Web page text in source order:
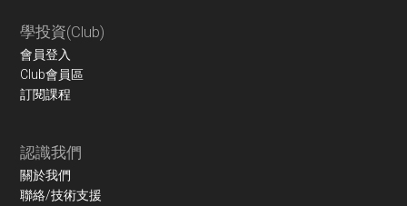
學投資(Club)
會員登入
Club會員區
訂閱課程
認識我們
關於我們
聯絡/技術支援